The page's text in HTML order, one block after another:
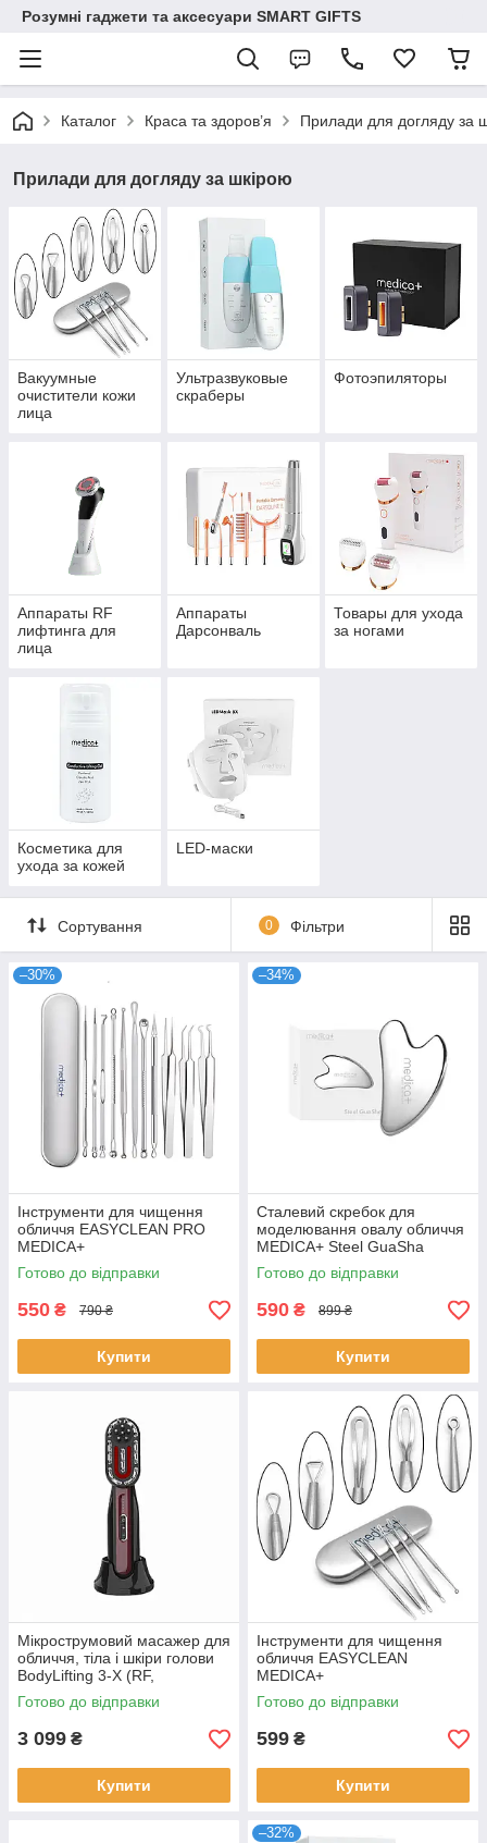
Розумні гаджети та аксесуари SMART GIFTS
Каталог Краса та здоров’я Прилади для догляду за
Прилади для догляду за шкірою
Вакуумные
очистители кожи
лица
Ультразвуковые
скраберы
Фотоэпиляторы
Аппараты RF
лифтинга для
лица
Аппараты
Дарсонваль
Товары для ухода
за ногами
Косметика для
ухода за кожей
LED-маски
Сортування 0 Фільтри
–30%
Інструменти для чищення
обличчя EASYCLEAN PRO
MEDICA+
Готово до відправки
550 ₴ 790 ₴
Купити
–34%
Сталевий скребок для
моделювання овалу обличчя
MEDICA+ Steel GuaSha
Готово до відправки
590 ₴ 899 ₴
Купити
Мікрострумовий масажер для
обличчя, тіла і шкіри голови
BodyLifting 3-X (RF,
світлотерапія, контейнер для
есенції)
Готово до відправки
3 099 ₴
Купити
Інструменти для чищення
обличчя EASYCLEAN
MEDICA+
Готово до відправки
599 ₴
Купити
–32%